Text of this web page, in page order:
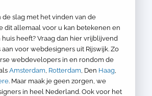
de slag met het vinden van de
dit allemaal voor u kan betekenen en
huis heeft? Vraag dan hier vrijblijvend
voor webdesigners uit Rijswijk. Zo
webdevelopers in en rondom de
Amsterdam, Rotterdam, Den Haag,
. Maar maak je geen zorgen, we
in heel Nederland. Ook voor het